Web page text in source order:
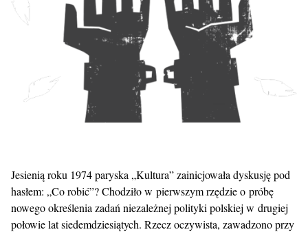
Jesienią roku 1974 paryska „Kultura” zainicjowała dyskusję pod
hasłem: „Co robić”? Chodziło w pierwszym rzędzie o próbę
nowego określenia zadań niezależnej polityki polskiej w drugiej
połowie lat siedemdziesiątych. Rzecz oczywista, zawadzono przy